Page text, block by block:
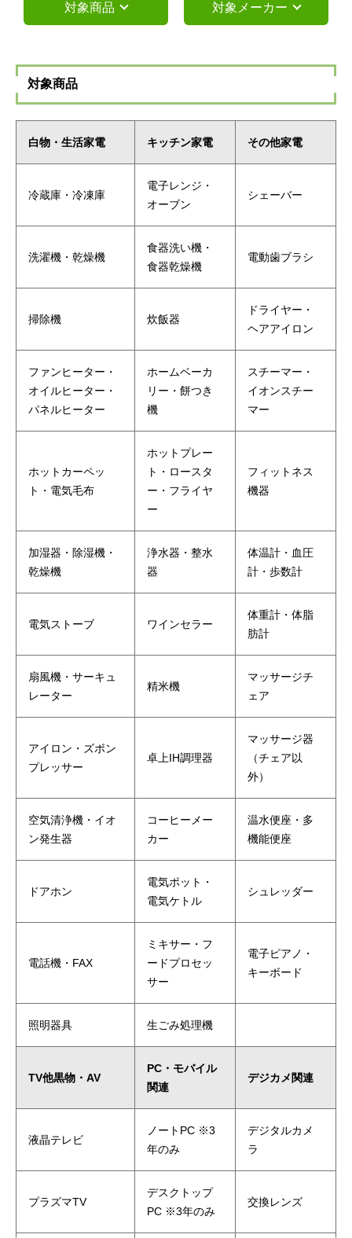
対象商品 対象メーカー
対象商品
白物・生活家電 キッチン家電 その他家電
冷蔵庫・冷凍庫
電子レンジ・
オーブン
シェーバー
洗濯機・乾燥機
食器洗い機・
食器乾燥機
電動歯ブラシ
掃除機 炊飯器
ドライヤー・
ヘアアイロン
ファンヒーター・
オイルヒーター・
パネルヒーター
ホームベーカ
リー・餅つき
機
スチーマー・
イオンスチー
マー
ホットカーペッ
ト・電気毛布
ホットプレー
ト・ロースタ
ー・フライヤ
ー
フィットネス
機器
加湿器・除湿機・
乾燥機
浄水器・整水
器
体温計・血圧
計・歩数計
電気ストーブ ワインセラー
体重計・体脂
肪計
扇風機・サーキュ
レーター
精米機
マッサージチ
ェア
アイロン・ズボン
プレッサー
卓上IH調理器
マッサージ器
（チェア以
外）
空気清浄機・イオ
ン発生器
コーヒーメー
カー
温水便座・多
機能便座
ドアホン
電気ポット・
電気ケトル
シュレッダー
電話機・FAX
ミキサー・フ
ードプロセッ
サー
電子ピアノ・
キーボード
照明器具 生ごみ処理機
TV他黒物・AV
PC・モバイル
関連
デジカメ関連
液晶テレビ
ノートPC ※3
年のみ
デジタルカメ
ラ
プラズマTV
デスクトップ
PC ※3年のみ
交換レンズ